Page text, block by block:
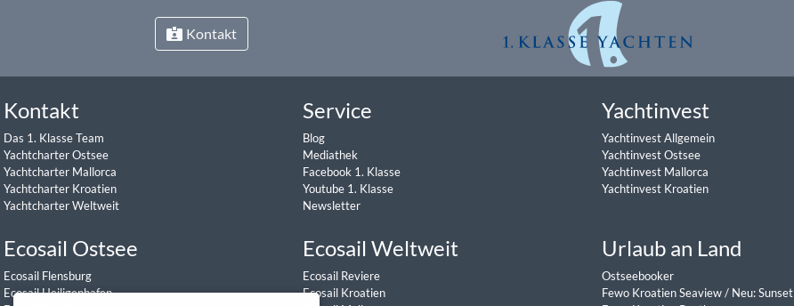
Kontakt
Kontakt
Das 1. Klasse Team
Yachtcharter Ostsee
Yachtcharter Mallorca
Yachtcharter Kroatien
Yachtcharter Weltweit
Service
Blog
Mediathek
Facebook 1. Klasse
Youtube 1. Klasse
Newsletter
Yachtinvest
Yachtinvest Allgemein
Yachtinvest Ostsee
Yachtinvest Mallorca
Yachtinvest Kroatien
Ecosail Ostsee
Ecosail Flensburg
Ecosail Heiligenhafen
Ecosail Weltweit
Ecosail Reviere
Ecosail Kroatien
Urlaub an Land
Ostseebooker
Fewo Kroatien Seaview/ Neu: Sunset